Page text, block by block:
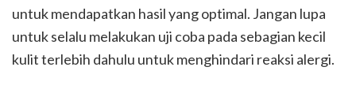
untuk mendapatkan hasil yang optimal. Jangan lupa
untuk selalu melakukan uji coba pada sebagian kecil
kulit terlebih dahulu untuk menghindari reaksi alergi.